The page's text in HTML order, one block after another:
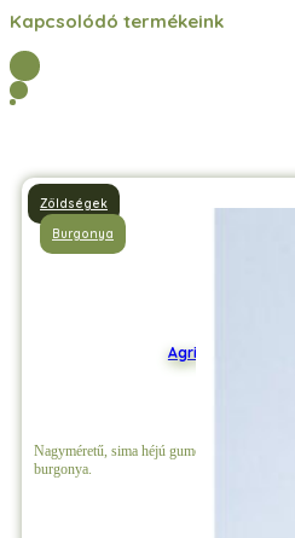
Kapcsolódó termékeink
Agria mini
Nagyméretű, sima héjú gumókat nevelő,
burgonya.
Zöldségek
Burgonya